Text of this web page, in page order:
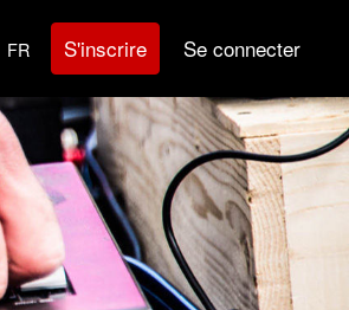
FR S'inscrire Se connecter